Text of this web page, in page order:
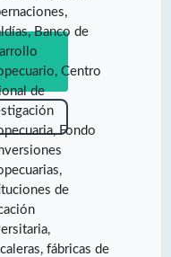
Banco de
Centro
de
Fondo
de
fábricas de